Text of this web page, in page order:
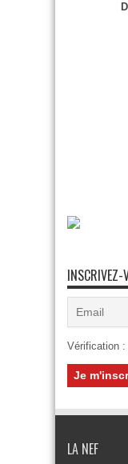
INSCRIVEZ-
Vérification
LA NEF